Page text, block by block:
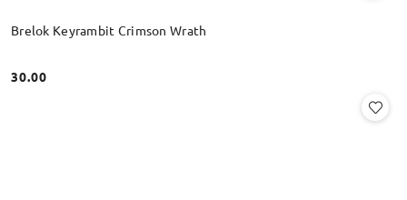
Brelok Keyrambit Crimson Wrath
Cena:
30.00